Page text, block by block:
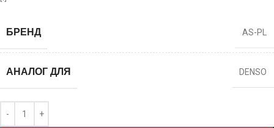
БРЕНД AS-PL
АНАЛОГ ДЛЯ DENSO